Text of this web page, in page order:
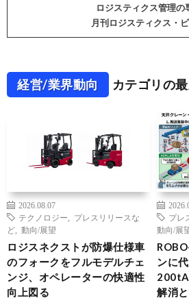
ロジスティクス管理の
月刊ロジスティクス・
経営/業界動向 カテゴリの
2026.08.07
テクノロジー
プレスリリースな
ど
動向/展望
ロジスネクストが防爆仕様車
のフォークをフルモデルチェ
ンジ、オペレーターの快適性
向上図る
プレ
動向/展
ンに
解消